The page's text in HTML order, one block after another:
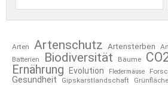
Arten Artenschutz Artensterben
Batterien
Biodiversität Bäume
Ernährung
Evolution Fledermäuse
Gesundheit Gipskarstlandschaft